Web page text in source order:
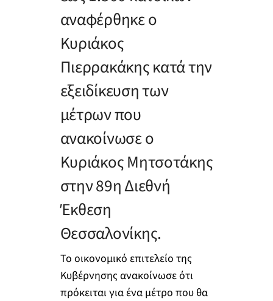
αναφέρθηκε ο
Κυριάκος
Πιερρακάκης κατά την
εξειδίκευση των
μέτρων που
ανακοίνωσε ο
Κυριάκος Μητσοτάκης
στην 89η Διεθνή
Έκθεση
Θεσσαλονίκης.
Το οικονομικό επιτελείο της
Κυβέρνησης ανακοίνωσε ότι
πρόκειται για ένα μέτρο που θα